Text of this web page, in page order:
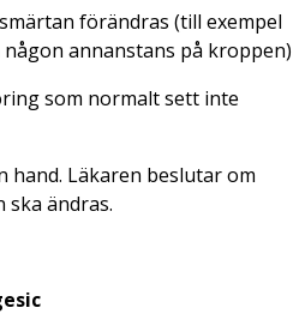
förändras (till exempel
annanstans på kroppen)
som normalt sett inte
hand. Läkaren beslutar om
ska ändras.